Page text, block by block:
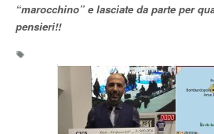
“marocchino” e lasciate da parte per
pensieri!!